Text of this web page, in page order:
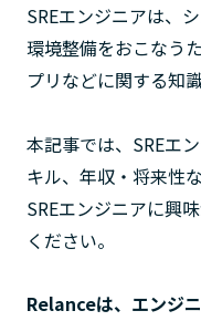
SREエンジニアは、
環境整備をおこなう
プリなどに関する知
本記事では、SREエ
キル、年収・将来性
SREエンジニアに興
ください。
Relanceは、エンジ